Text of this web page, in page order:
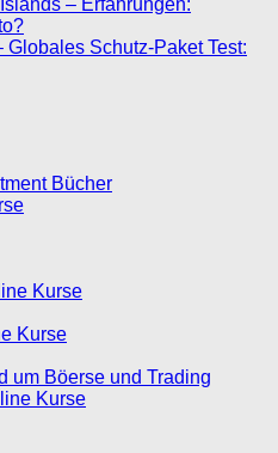
– Erfahrungen:
Schutz-Paket Test:
Bücher
Kurse
Kurse
um Böerse und Trading
Kurse